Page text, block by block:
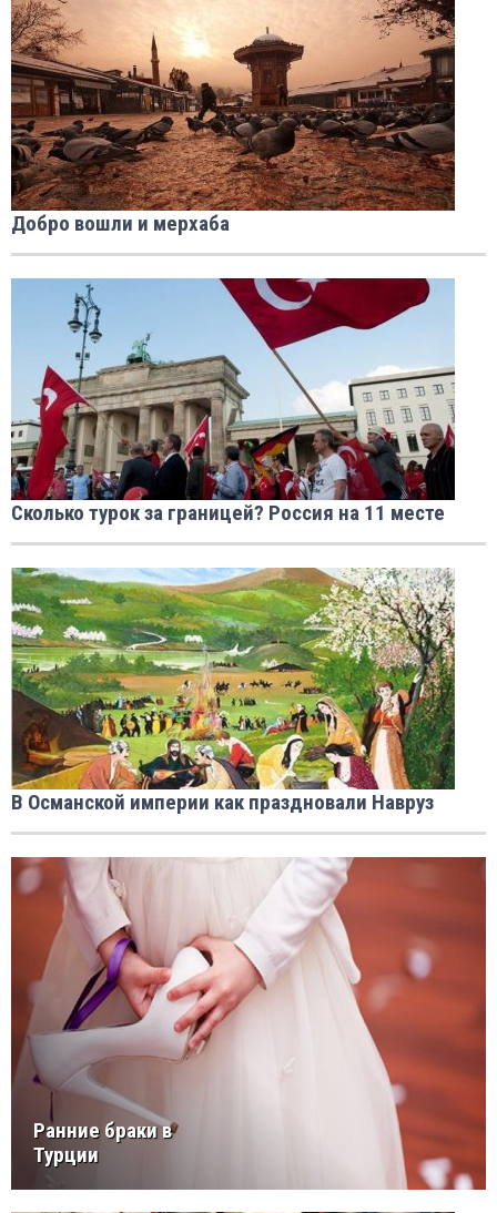
Добро вошли и мерхаба
Сколько турок за границей? Россия на 11 месте
В Османской империи как праздновали Навруз
Ранние браки в
Турции